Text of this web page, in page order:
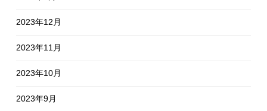
2023年12月
2023年11月
2023年10月
2023年9月